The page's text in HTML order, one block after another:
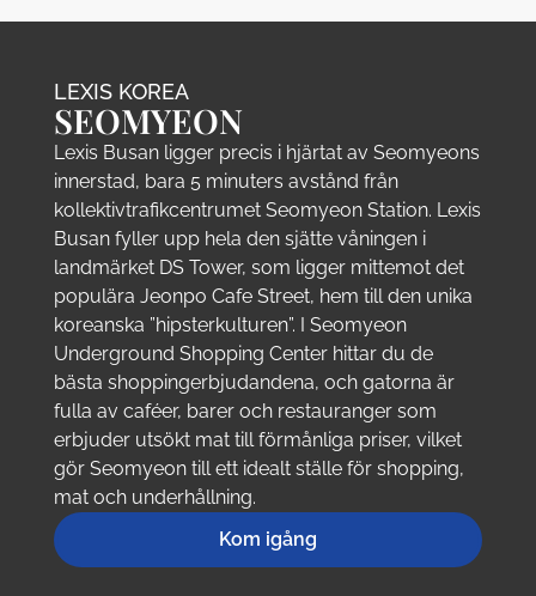
LEXIS KOREA
SEOMYEON
Lexis Busan ligger precis i hjärtat av Seomyeons
innerstad, bara 5 minuters avstånd från
kollektivtrafikcentrumet Seomyeon Station. Lexis
Busan fyller upp hela den sjätte våningen i
landmärket DS Tower, som ligger mittemot det
populära Jeonpo Cafe Street, hem till den unika
koreanska ”hipsterkulturen”. I Seomyeon
Underground Shopping Center hittar du de
bästa shoppingerbjudandena, och gatorna är
fulla av caféer, barer och restauranger som
erbjuder utsökt mat till förmånliga priser, vilket
gör Seomyeon till ett idealt ställe för shopping,
mat och underhållning.
Kom igång